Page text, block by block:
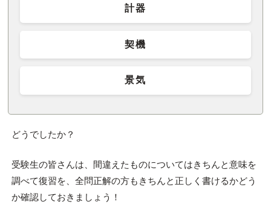
計器
契機
景気
どうでしたか？
受験生の皆さんは、間違えたものについてはきちんと意味を
調べて復習を、全問正解の方もきちんと正しく書けるかどう
か確認しておきましょう！